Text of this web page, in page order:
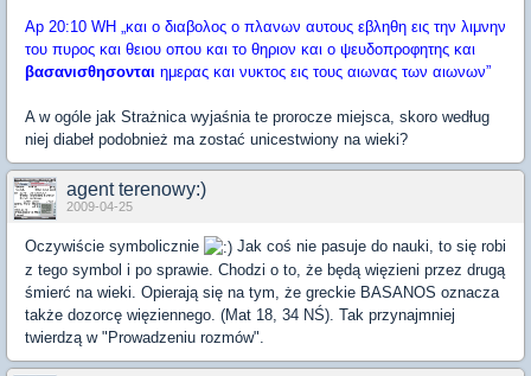
Ap 20:10 WH „και ο διαβολος ο πλανων αυτους εβληθη εις την λιμνην
του πυρος και θειου οπου και το θηριον και ο ψευδοπροφητης και
βασανισθησονται ημερας και νυκτος εις τους αιωνας των αιωνων”
A w ogóle jak Strażnica wyjaśnia te prorocze miejsca, skoro według
niej diabeł podobnież ma zostać unicestwiony na wieki?
agent terenowy:)
2009-04-25
Oczywiście symbolicznie
Jak coś nie pasuje do nauki, to się robi
z tego symbol i po sprawie. Chodzi o to, że będą więzieni przez drugą
śmierć na wieki. Opierają się na tym, że greckie BASANOS oznacza
także dozorcę więziennego. (Mat 18, 34 NŚ). Tak przynajmniej
twierdzą w "Prowadzeniu rozmów".